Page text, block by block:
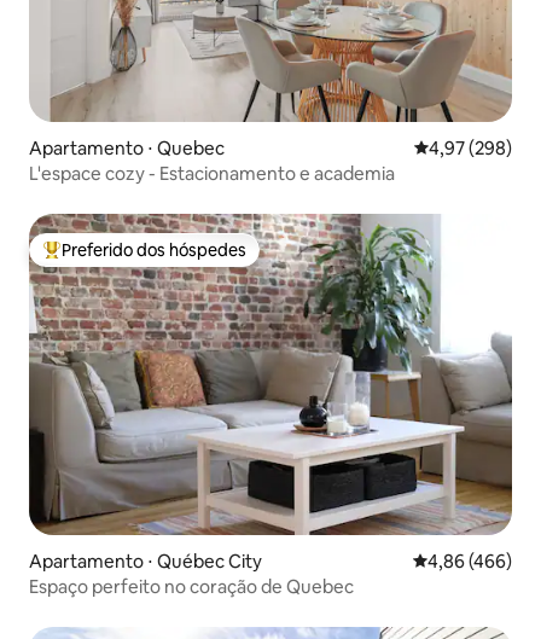
Apartamento ⋅ Quebec 4,97 de uma
4,97 (298)
L'espace cozy - Estacionamento e academia
Entre os melhores preferidos dos hóspedes
Preferido dos hóspedes
Apartamento ⋅ Québec City 4,86 de uma
4,86 (466)
Espaço perfeito no coração de Quebec